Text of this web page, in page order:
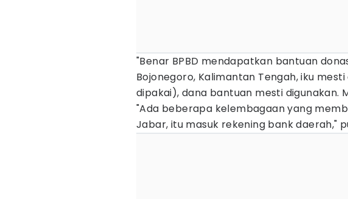
"Benar BPBD mendapatkan bantuan
Bojonegoro, Kalimantan Tengah, iku
dipakai), dana bantuan mesti digunakan.
"Ada beberapa kelembagaan yang
Jabar, itu masuk rekening bank daerah,"